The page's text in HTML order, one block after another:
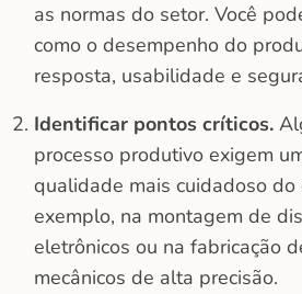
as normas do setor. Você
como o desempenho do
resposta, usabilidade e
Identificar pontos críticos.
processo produtivo exigem
qualidade mais cuidadoso do
exemplo, na montagem de
eletrônicos ou na fabricação
mecânicos de alta precisão.